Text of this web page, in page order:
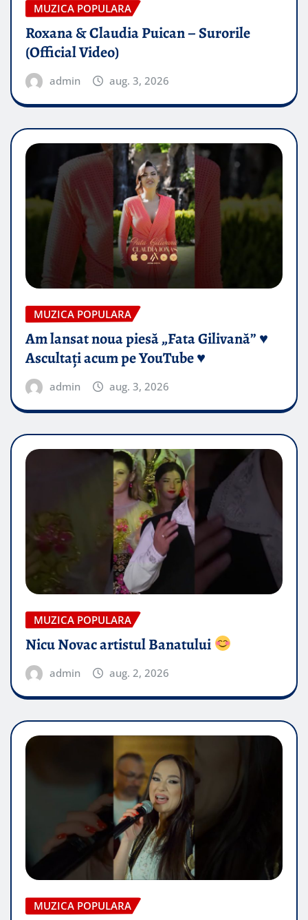
MUZICA POPULARA
Roxana & Claudia Puican – Surorile
(Official Video)
admin aug. 3, 2026
MUZICA POPULARA
Am lansat noua piesă „Fata Gilivană” ♥️
Ascultați acum pe YouTube ♥️
admin aug. 3, 2026
MUZICA POPULARA
Nicu Novac artistul Banatului
admin aug. 2, 2026
MUZICA POPULARA